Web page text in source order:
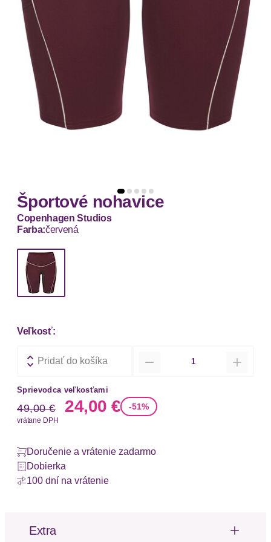
Športové nohavice
Copenhagen Studios
Farba:červená
Veľkosť:
Pridať do košíka
Sprievodca veľkosťami
Stará cena
49,00 € Nová cena
24,00 € -51%
vrátane DPH
Doručenie a vrátenie zadarmo
Dobierka
100 dní na vrátenie
Extra